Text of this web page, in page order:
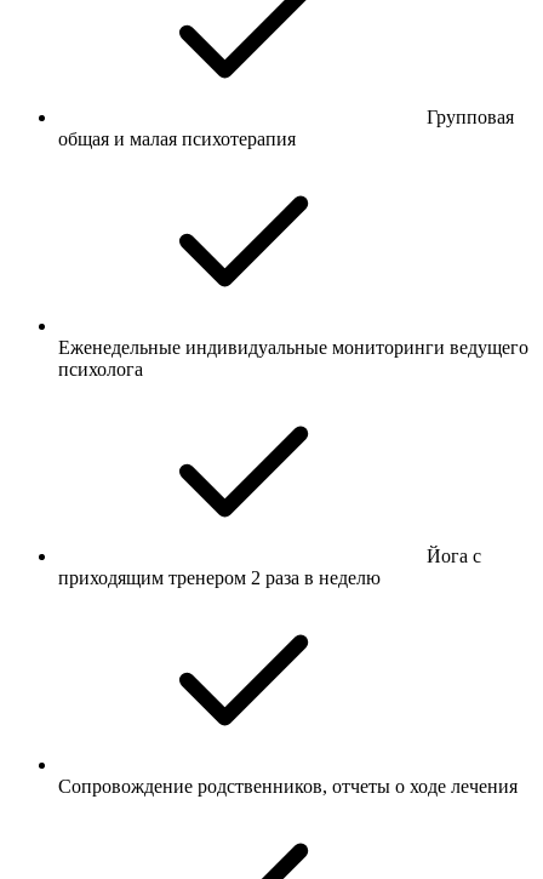
Групповая
общая и малая психотерапия
Еженедельные индивидуальные мониторинги ведущего
психолога
Йога с
приходящим тренером 2 раза в неделю
Сопровождение родственников, отчеты о ходе лечения